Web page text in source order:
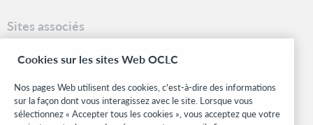
Sites associés
Formats bibliographiques
Research
WebJunction
Cookies sur les sites Web OCLC
Nos pages Web utilisent des cookies, c'est-à-dire des informations
sur la façon dont vous interagissez avec le site. Lorsque vous
sélectionnez « Accepter tous les cookies », vous acceptez que votre